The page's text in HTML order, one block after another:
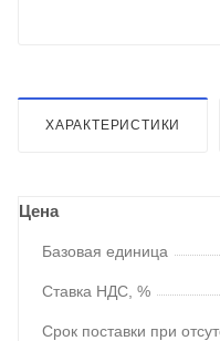
ХАРАКТЕРИСТИКИ
Цена
Базовая единица
Ставка НДС, %
Срок поставки при